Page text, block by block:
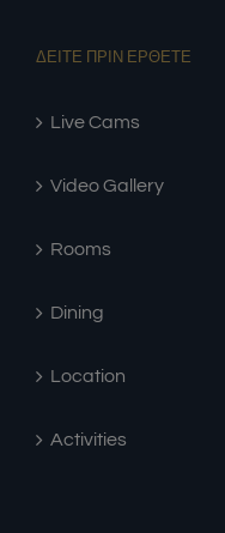
ΔΕΙΤΕ ΠΡΙΝ ΕΡΘΕΤΕ
Live Cams
Video Gallery
Rooms
Dining
Location
Activities